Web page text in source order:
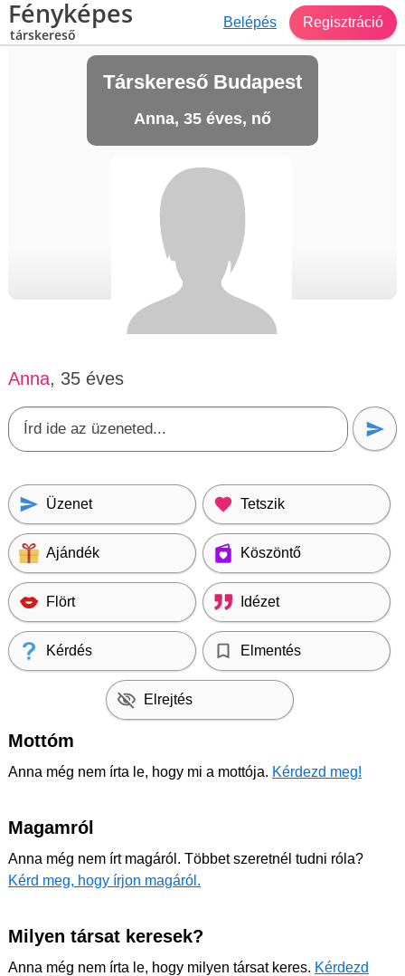
Fényképes
társkereső
Belépés Regisztráció
Társkereső Budapest
Anna, 35 éves, nő
Anna, 35 éves
Üzenet Tetszik
Ajándék Köszöntő
Flört Idézet
Kérdés Elmentés
Elrejtés
Mottóm
Anna még nem írta le, hogy mi a mottója. Kérdezd meg!
Magamról
Anna még nem írt magáról. Többet szeretnél tudni róla?
Kérd meg, hogy írjon magáról.
Milyen társat keresek?
Anna még nem írta le, hogy milyen társat keres. Kérdezd